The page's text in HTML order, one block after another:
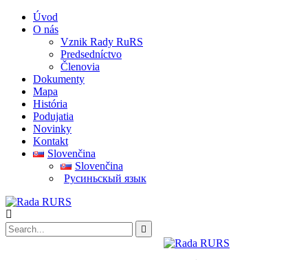
Úvod
O nás
Vznik Rady RuRS
Predsedníctvo
Členovia
Dokumenty
Mapa
História
Podujatia
Novinky
Kontakt
Slovenčina
Slovenčina
Pусиньскый язык